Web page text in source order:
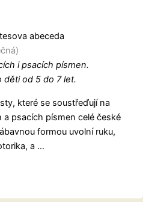
abeceda
i psacích písmen.
děti od 5 do 7 let.
které se soustřeďují na
psacích písmen celé české
formou uvolní ruku,
a …